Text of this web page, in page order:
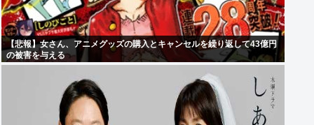
【悲報】女さん、アニメグッズの購入とキャンセルを繰り返して43億円
の被害を与える